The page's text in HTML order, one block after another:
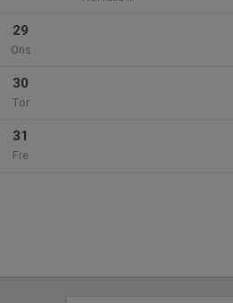
29
Ons
30
Tor
31
Fre